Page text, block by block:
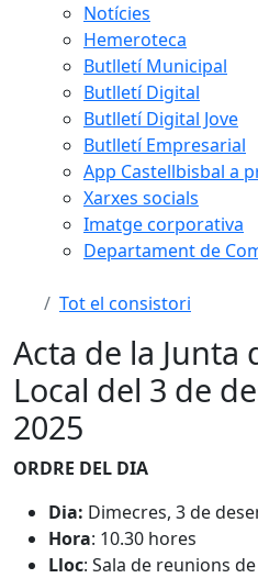
Notícies
Hemeroteca
Butlletí Municipal
Butlletí Digital
Butlletí Digital Jove
Butlletí Empresarial
App Castellbisbal a
Xarxes socials
Imatge corporativa
Departament de
Tot el consistori
Acta de la Junta
Local del 3 de
2025
ORDRE DEL DIA
Dia: Dimecres, 3 de
Hora: 10.30 hores
Lloc: Sala de reunions